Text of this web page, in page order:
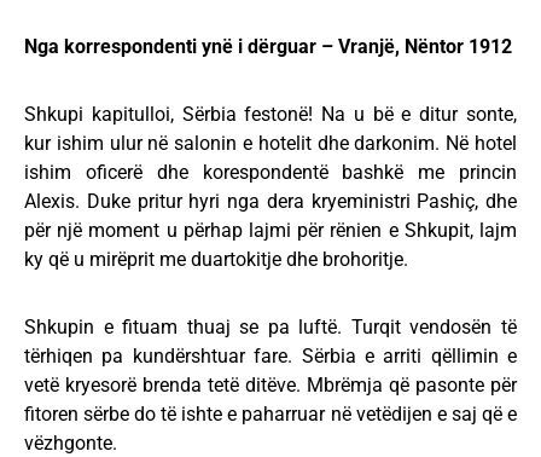
Nga korrespondenti ynë i dërguar – Vranjë, Nëntor 1912
Shkupi kapitulloi, Sërbia festonë! Na u bë e ditur sonte,
kur ishim ulur në salonin e hotelit dhe darkonim. Në hotel
ishim oficerë dhe korespondentë bashkë me princin
Alexis. Duke pritur hyri nga dera kryeministri Pashiç, dhe
për një moment u përhap lajmi për rënien e Shkupit, lajm
ky që u mirëprit me duartokitje dhe brohoritje.
Shkupin e fituam thuaj se pa luftë. Turqit vendosën të
tërhiqen pa kundërshtuar fare. Sërbia e arriti qëllimin e
vetë kryesorë brenda tetë ditëve. Mbrëmja që pasonte për
fitoren sërbe do të ishte e paharruar në vetëdijen e saj që e
vëzhgonte.